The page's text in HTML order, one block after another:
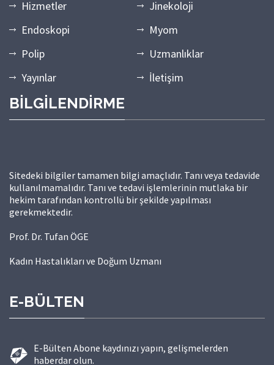
Hizmetler
Jinekoloji
Endoskopi
Myom
Polip
Uzmanlıklar
Yayınlar
İletişim
BİLGİLENDİRME
Sitedeki bilgiler tamamen bilgi amaçlıdır. Tanı veya tedavide
kullanılmamalıdır. Tanı ve tedavi işlemlerinin mutlaka bir
hekim tarafından kontrollü bir şekilde yapılması
gerekmektedir.
Prof. Dr. Tufan ÖGE
Kadın Hastalıkları ve Doğum Uzmanı
E-BÜLTEN
E-Bülten Abone kaydınızı yapın, gelişmelerden
haberdar olun.